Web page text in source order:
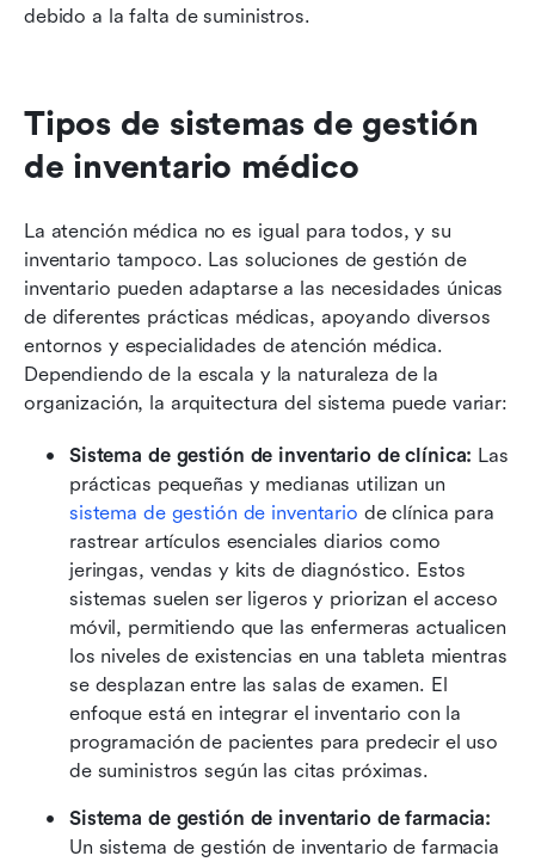
debido a la falta de suministros.
Tipos de sistemas de gestión
de inventario médico
La atención médica no es igual para todos, y su
inventario tampoco. Las soluciones de gestión de
inventario pueden adaptarse a las necesidades únicas
de diferentes prácticas médicas, apoyando diversos
entornos y especialidades de atención médica.
Dependiendo de la escala y la naturaleza de la
organización, la arquitectura del sistema puede variar:
Sistema de gestión de inventario de clínica: Las
sistema de gestión de inventario de clínica para
rastrear artículos esenciales diarios como
jeringas, vendas y kits de diagnóstico. Estos
sistemas suelen ser ligeros y priorizan el acceso
móvil, permitiendo que las enfermeras actualicen
los niveles de existencias en una tableta mientras
se desplazan entre las salas de examen. El
enfoque está en integrar el inventario con la
programación de pacientes para predecir el uso
de suministros según las citas próximas.
Sistema de gestión de inventario de farmacia:
Un sistema de gestión de inventario de farmacia